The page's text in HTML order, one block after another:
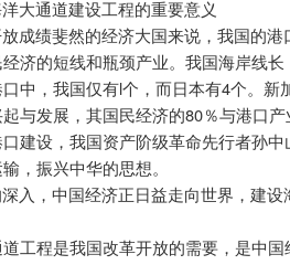
大通道建设工程的重要意义
成绩斐然的经济大国来说，我国的
济的短线和瓶颈产业。我国海岸线
中，我国仅有l个，而日本有4个。新
与发展，其国民经济的80％与港口
建设，我国资产阶级革命先行者孙中
，振兴中华的思想。
入，中国经济正日益走向世界，建
工程是我国改革开放的需要，是中